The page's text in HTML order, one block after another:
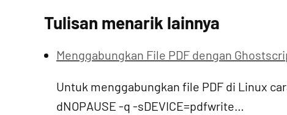
Tulisan menarik lainnya
Menggabungkan File PDF dengan
Untuk menggabungkan file PDF di Linux
dNOPAUSE -q -sDEVICE=pdfwrite…